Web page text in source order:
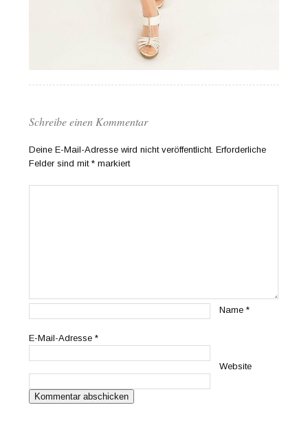
Schreibe einen Kommentar
Deine E-Mail-Adresse wird nicht veröffentlicht. Erforderliche
Felder sind mit* markiert
Name*
E-Mail-Adresse*
Website